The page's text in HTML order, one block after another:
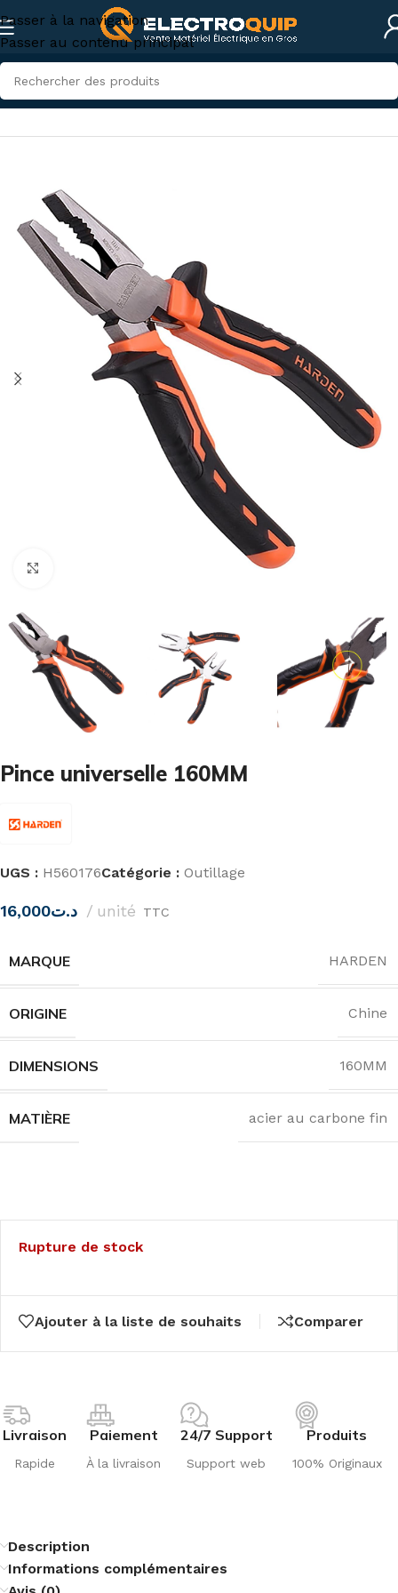
Passer à la navigation
Passer au contenu principal
Accueil/Accessoires et outillage/Outillage
Pince universelle 160MM
UGS : H560176Catégorie : Outillage
د.ت16,000 unité TTC
MARQUE HARDEN
ORIGINE Chine
DIMENSIONS 160MM
MATIÈRE acier au carbone fin
Rupture de stock
Ajouter à la liste de souhaits Comparer
Livraison
Rapide
Paiement
À la livraison
24/7 Support
Support web
Produits
100% Originaux
Description
Informations complémentaires